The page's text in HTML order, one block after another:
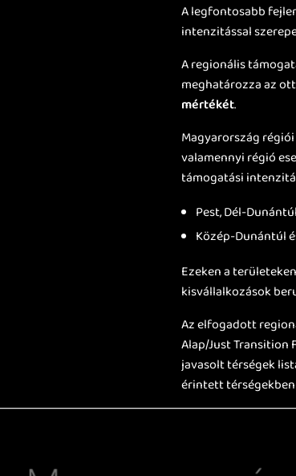
A legfontosabb
intenzitással
A regionális
meghatározza az
mértékét.
Magyarország
valamennyi régió
támogatási
Pest, Dél-
Közép-Dunántúl
Ezeken a
kisvállalkozások
Az elfogadott
Alap/Just Transition
javasolt térségek
érintett